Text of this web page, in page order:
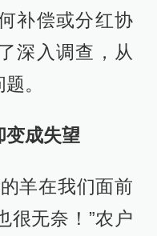
补偿或分红协
深入调查，从
。
变成失望
羊在我们面前
很无奈！”农户